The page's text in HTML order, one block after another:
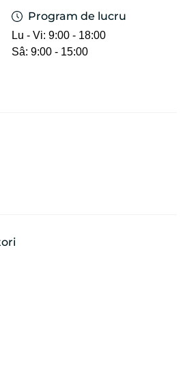
Program de lucru
Lu - Vi: 9:00 - 18:00
Sâ: 9:00 - 15:00